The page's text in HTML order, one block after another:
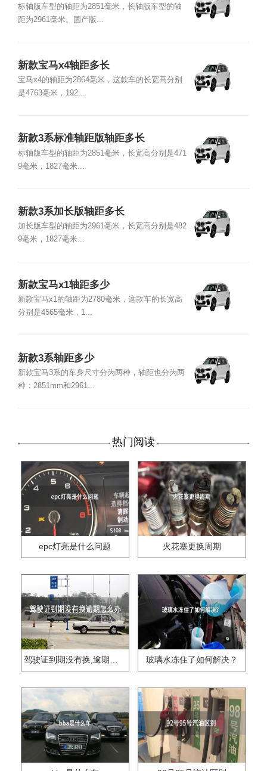
标轴版车型的轴距为2851毫米，长轴版车型的轴
距为2961毫米。国产版...
新款宝马x4轴距多长
宝马x4的轴距为2864毫米，这款车的长宽高分别
是4763毫米，192...
新款3系标准轴距版轴距多长
标轴版车型的轴距为2851毫米，长宽高分别是471
9毫米，1827毫米...
新款3系加长版轴距多长
加长版车型的轴距为2961毫米，长宽高分别是482
9毫米，1827毫米...
新款宝马x1轴距多少
新款宝马x1的轴距为2780毫米，这款车的长宽高
分别是4565毫米，1...
新款3系轴距多少
新款宝马3系的车身尺寸分为两种，轴距也分为两
种：2851mm和2961...
热门阅读
epc灯亮是什么问题 火花塞更换周期
驾驶证到期没有换,逾期怎么办?? 玻璃水冻住了如何解决？